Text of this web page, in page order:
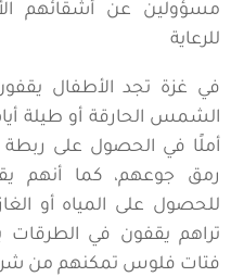
مسؤولين عن أشقائهم
للرعاية
في غزة تجد الأطفال
الشمس الحارقة أو طيلة
أملًا في الحصول على
رمق جوعهم، كما أنهم
للحصول على المياه أو
تراهم يقفون في
فتات فلوس تمكنهم من